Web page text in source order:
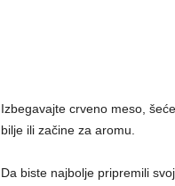
Izbegavajte crveno meso,
bilje ili začine za aromu.
Da biste najbolje pripremili